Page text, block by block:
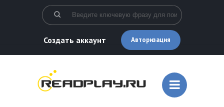
Создать аккаунт Авторизация